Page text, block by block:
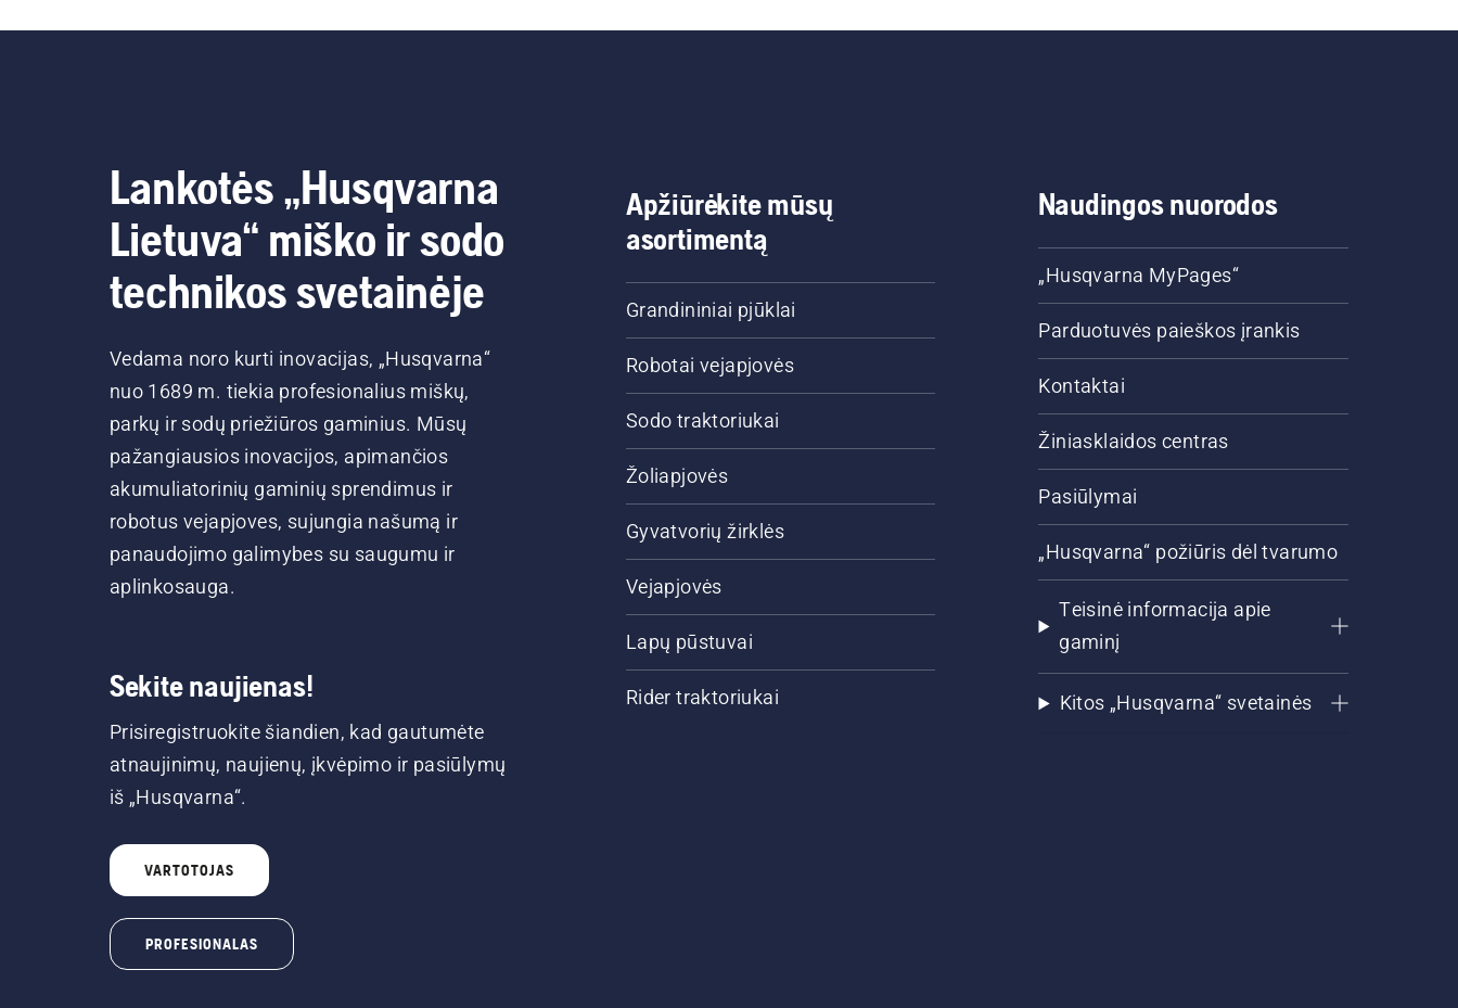
Lankotės „Husqvarna
Lietuva“ miško ir sodo
technikos svetainėje
Vedama noro kurti inovacijas, „Husqvarna“
nuo 1689 m. tiekia profesionalius miškų,
parkų ir sodų priežiūros gaminius. Mūsų
pažangiausios inovacijos, apimančios
akumuliatorinių gaminių sprendimus ir
robotus vejapjoves, sujungia našumą ir
panaudojimo galimybes su saugumu ir
aplinkosauga.
Sekite naujienas!
Prisiregistruokite šiandien, kad gautumėte
atnaujinimų, naujienų, įkvėpimo ir pasiūlymų
iš „Husqvarna“.
VARTOTOJAS
PROFESIONALAS
Apžiūrėkite mūsų
asortimentą
Grandininiai pjūklai
Robotai vejapjovės
Sodo traktoriukai
Žoliapjovės
Gyvatvorių žirklės
Vejapjovės
Lapų pūstuvai
Rider traktoriukai
Naudingos nuorodos
„Husqvarna MyPages“
Parduotuvės paieškos įrankis
Kontaktai
Žiniasklaidos centras
Pasiūlymai
„Husqvarna“ požiūris dėl tvarumo
Teisinė informacija apie
gaminį
Kitos „Husqvarna“ svetainės